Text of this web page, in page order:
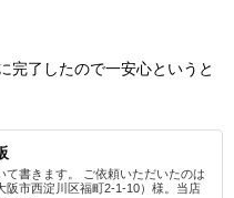
完了したので一安心というと
て書きます。 ご依頼いただいたのは
阪市西淀川区福町2-1-10）様。当店